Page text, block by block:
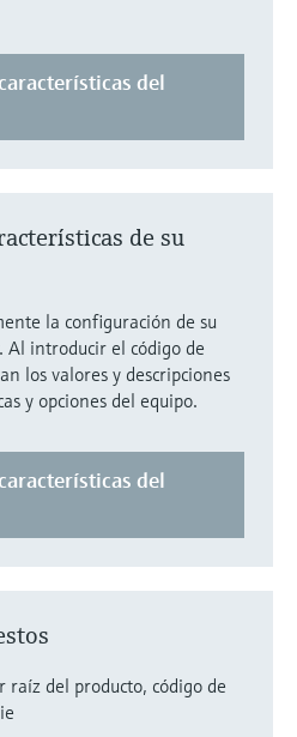
producto,
de
pressure
más
del
de su
la configuración de su
Al introducir el código de
los valores y descripciones
y opciones del equipo.
del
raíz del producto, código de